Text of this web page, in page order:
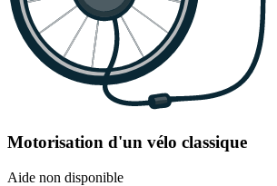
Motorisation d'un vélo classique
Aide non disponible